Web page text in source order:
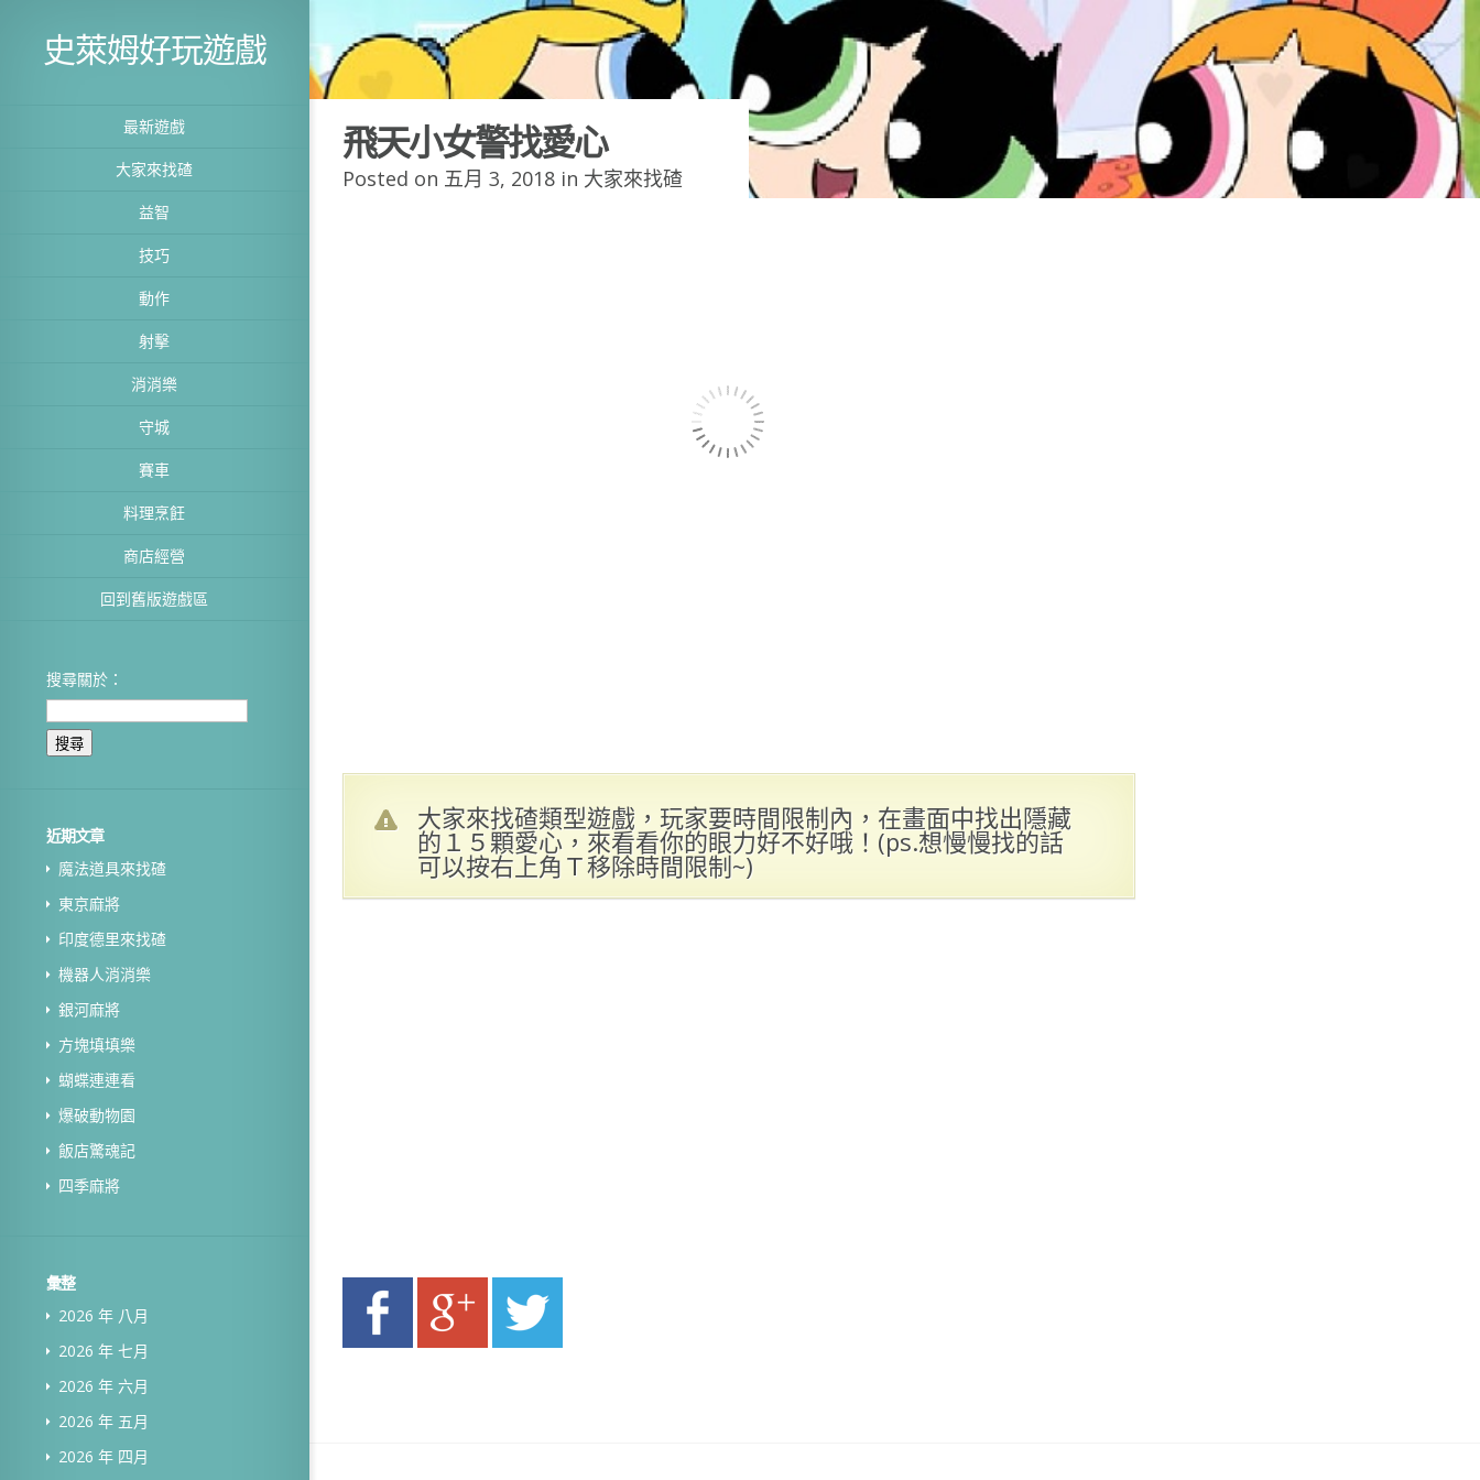
史萊姆好玩遊戲
最新遊戲
大家來找碴
益智
技巧
動作
射擊
消消樂
守城
賽車
料理烹飪
商店經營
回到舊版遊戲區
搜尋關於：
近期文章
魔法道具來找碴
東京麻將
印度德里來找碴
機器人消消樂
銀河麻將
方塊填填樂
蝴蝶連連看
爆破動物園
飯店驚魂記
四季麻將
彙整
2026 年 八月
2026 年 七月
2026 年 六月
2026 年 五月
2026 年 四月
飛天小女警找愛心
Posted on 五月 3, 2018 in 大家來找碴
大家來找碴類型遊戲，玩家要時間限制內，在畫面中找出隱藏
的１５顆愛心，來看看你的眼力好不好哦！(ps.想慢慢找的話
可以按右上角Ｔ移除時間限制~)